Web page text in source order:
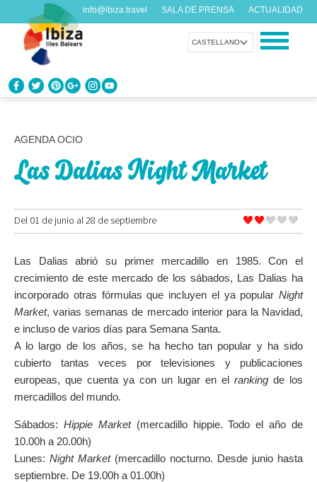
CASTELLANO
info@ibiza.travel SALA DE PRENSA ACTUALIDAD
DISFRUTA IBIZA
Propuestas para todos los gustos
AGENDA
ORGANIZA TU VIAJE
Datos prácticos antes de visitarnos
SOBRE EL MAPA
Llega siempre a tu destino
AGENDA OCIO
Las Dalias Night Market
Del 01 de junio al 28 de septiembre
Las Dalias abrió su primer mercadillo en 1985. Con el
crecimiento de este mercado de los sábados, Las Dalias ha
incorporado otras fórmulas que incluyen el ya popular Night
Market, varias semanas de mercado interior para la Navidad,
e incluso de varios días para Semana Santa.
A lo largo de los años, se ha hecho tan popular y ha sido
cubierto tantas veces por televisiones y publicaciones
europeas, que cuenta ya con un lugar en el ranking de los
mercadillos del mundo.
Sábados: Hippie Market(mercadillo hippie. Todo el año de
10.00h a 20.00h)
Lunes: Night Market(mercadillo nocturno. Desde junio hasta
septiembre. De 19.00h a 01.00h)